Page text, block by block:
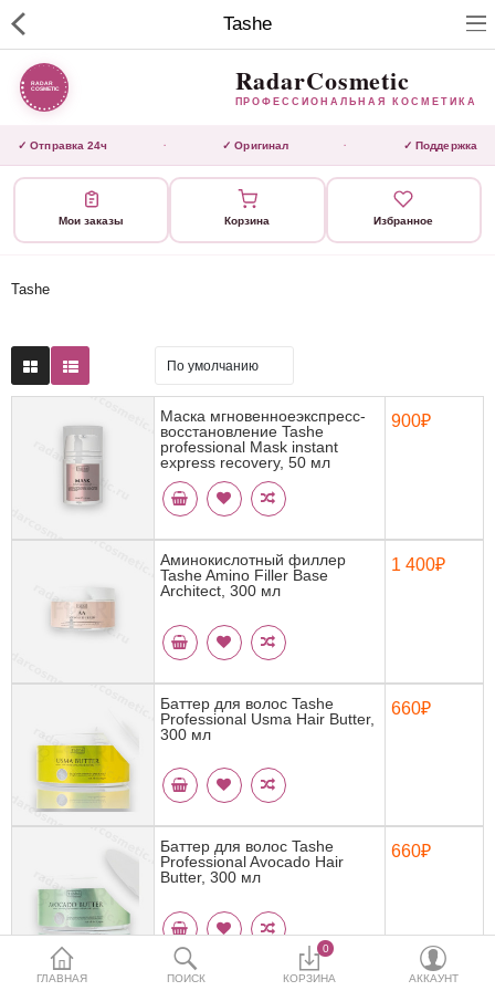
КОСМЕТИКА
✕
Активаторы
Ботокс
ВЫТЯЖКИ
Завершающие маски 3 шаг
Инструмент
Кератин
Подложки
✓ Оригинал · ✓ Поддержка
ГЛАВНАЯ ПОИСК
0
КОРЗИНА АККАУНТ
Tashe
RadarCosmetic
ПРОФЕССИОНАЛЬНАЯ КОСМЕТИКА
✓ Отправка 24ч · ✓ Оригинал · ✓ Поддержка
Мои заказы Корзина Избранное
Tashe
Маска мгновенноеэкспресс-
восстановление Tashe
professional Mask instant
express recovery, 50 мл
900₽
Аминокислотный филлер
Tashe Amino Filler Base
Architect, 300 мл
1 400₽
Баттер для волос Tashe
Professional Usma Hair Butter,
300 мл
660₽
Баттер для волос Tashe
Professional Avocado Hair
Butter, 300 мл
660₽